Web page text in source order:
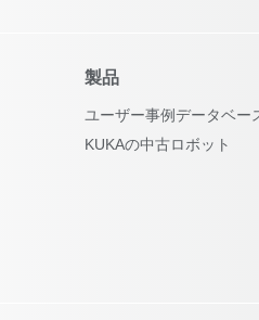
製品
ユーザー事例データベー
KUKAの中古ロボット